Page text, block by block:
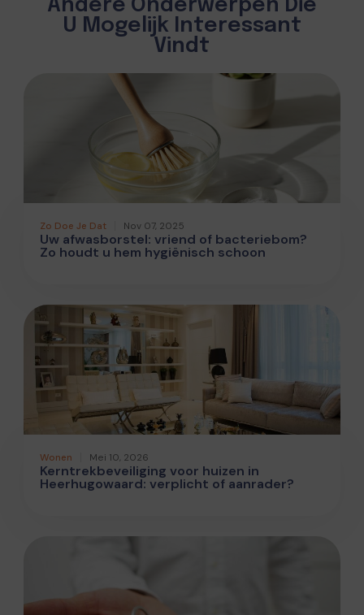
Andere Onderwerpen Die
U Mogelijk Interessant
Vindt
Zo Doe Je Dat Nov 07, 2025
Uw afwasborstel: vriend of bacteriebom?
Zo houdt u hem hygiënisch schoon
Wonen Mei 10, 2026
Kerntrekbeveiliging voor huizen in
Heerhugowaard: verplicht of aanrader?